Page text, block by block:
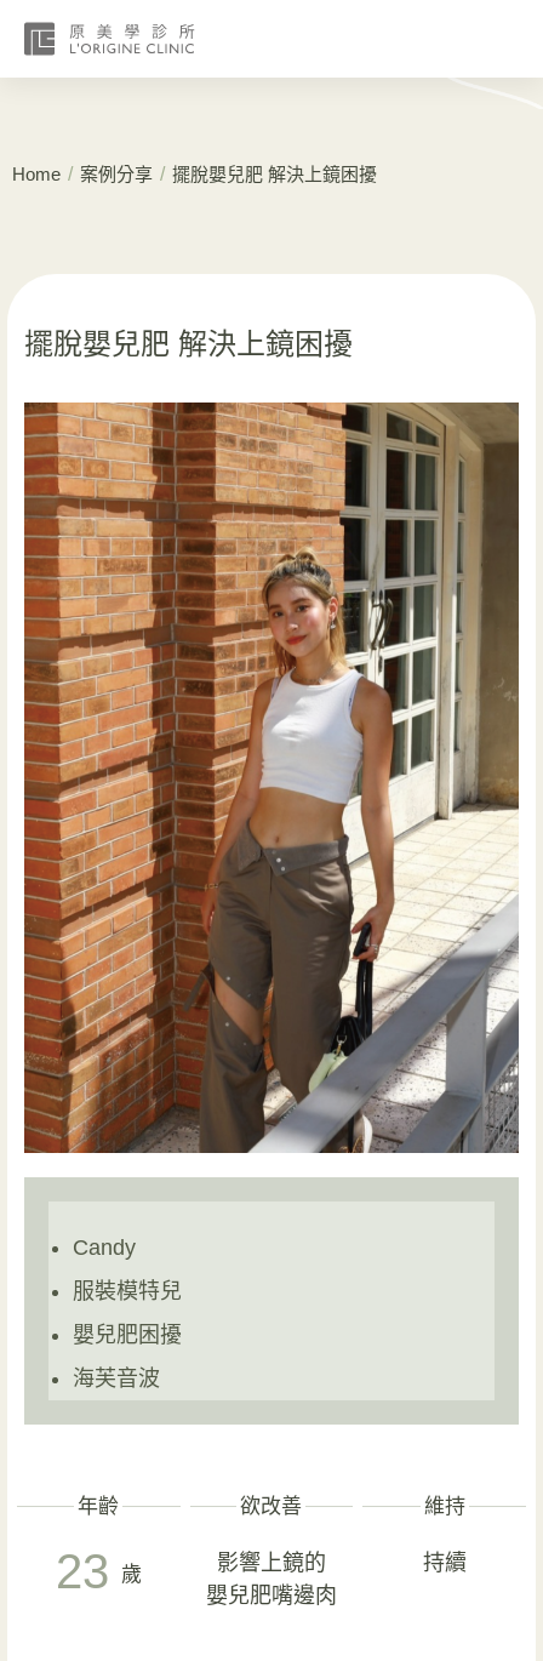
Home / 案例分享 / 擺脫嬰兒肥 解決上鏡困擾
擺脫嬰兒肥 解決上鏡困擾
Candy
服裝模特兒
嬰兒肥困擾
海芙音波
年齡
23 歲
欲改善
影響上鏡的
嬰兒肥嘴邊肉
維持
持續